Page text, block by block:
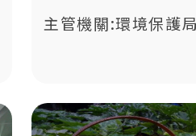
主管機關:環境保護局